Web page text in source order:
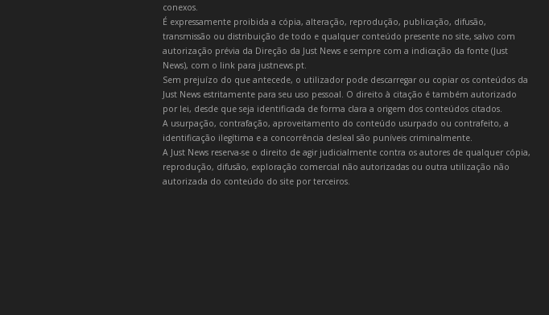
conexos.
É expressamente proibida a cópia, alteração, reprodução, publicação, difusão,
transmissão ou distribuição de todo e qualquer conteúdo presente no site, salvo com
autorização prévia da Direção da Just News e sempre com a indicação da fonte (Just
News), com o link para justnews.pt.
Sem prejuízo do que antecede, o utilizador pode descarregar ou copiar os conteúdos da
Just News estritamente para seu uso pessoal. O direito à citação é também autorizado
por lei, desde que seja identificada de forma clara a origem dos conteúdos citados.
A usurpação, contrafação, aproveitamento do conteúdo usurpado ou contrafeito, a
identificação ilegítima e a concorrência desleal são puníveis criminalmente.
A Just News reserva-se o direito de agir judicialmente contra os autores de qualquer cópia,
reprodução, difusão, exploração comercial não autorizadas ou outra utilização não
autorizada do conteúdo do site por terceiros.